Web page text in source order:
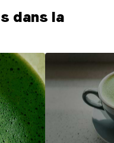
dans la